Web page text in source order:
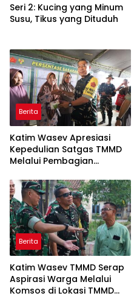
Seri 2: Kucing yang Minum
Susu, Tikus yang Dituduh
Berita
Katim Wasev Apresiasi
Kepedulian Satgas TMMD
Melalui Pembagian
Berita
Katim Wasev TMMD Serap
Aspirasi Warga Melalui
Komsos di Lokasi TMMD